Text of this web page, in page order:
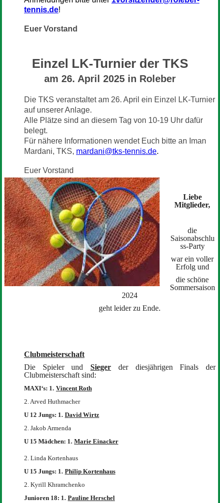
tennis.de!
Euer Vorstand
Einzel LK-Turnier der TKS
am 26. April 2025 in Roleber
Die TKS veranstaltet am 26. April ein Einzel LK-Turnier
auf unserer Anlage.
Alle Plätze sind an diesem Tag von 10-19 Uhr dafür
belegt.
Für nähere Informationen wendet Euch bitte an Iman
Mardani, TKS, mardani@tks-tennis.de.
Euer Vorstand
Liebe
Mitglieder,
die
Saisonabschlu
ss-Party
war ein voller
Erfolg und
die schöne
Sommersaison
2024
geht leider zu Ende.
Clubmeisterschaft
Die Spieler und
Sieger
der diesjährigen Finals der
Clubmeisterschaft sind:
MAXI‘s: 1. Vincent Roth
2. Arved Huthmacher
U 12 Jungs: 1. David Wirtz
2. Jakob Armenda
U 15 Mädchen: 1. Marie Einacker
2. Linda Kortenhaus
U 15 Jungs: 1. Philip Kortenhaus
2. Kyrill Khramchenko
Junioren 18: 1. Pauline Herschel